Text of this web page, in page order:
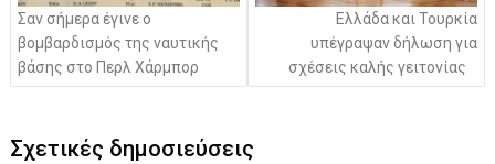
Σαν σήμερα έγινε ο
βομβαρδισμός της ναυτικής
βάσης στο Περλ Χάρμπορ
Ελλάδα και Τουρκία
υπέγραψαν δήλωση για
σχέσεις καλής γειτονίας
Σχετικές δημοσιεύσεις